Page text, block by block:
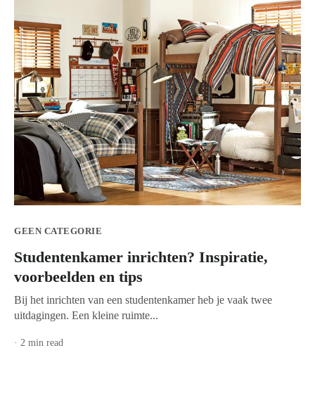
GEEN CATEGORIE
Studentenkamer inrichten? Inspiratie,
voorbeelden en tips
Bij het inrichten van een studentenkamer heb je vaak twee
uitdagingen. Een kleine ruimte...
· 2 min read